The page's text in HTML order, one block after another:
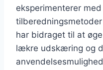
eksperimenterer
har bidraget til at
lækre udskæring og